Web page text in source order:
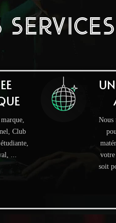
SERVICES
Club
...
Nous
votre
soit